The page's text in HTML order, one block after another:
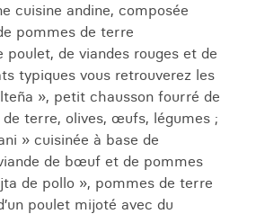
cuisine andine, composée
pommes de terre
poulet, de viandes rouges et de
typiques vous retrouverez les
», petit chausson fourré de
terre, olives, œufs, légumes ;
» cuisinée à base de
de bœuf et de pommes
de pollo », pommes de terre
poulet mijoté avec du